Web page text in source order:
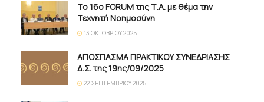
Το 16ο FORUM της Τ.Α. με θέμα την
Τεχνητή Νοημοσύνη
13 ΟΚΤΩΒΡΊΟΥ 2025
ΑΠΟΣΠΑΣΜΑ ΠΡΑΚΤΙΚΟΥ ΣΥΝΕΔΡΙΑΣΗΣ
Δ.Σ. της 19ης/09/2025
22 ΣΕΠΤΕΜΒΡΊΟΥ 2025